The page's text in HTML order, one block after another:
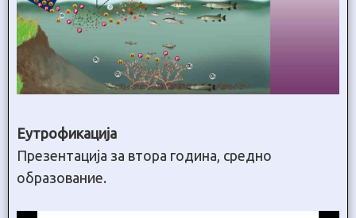
Еутрофикација
Презентација за втора година, средно
образование.